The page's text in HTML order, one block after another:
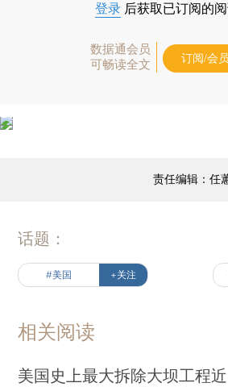
登录 后获取已订阅的
数据通会员
可畅读全文
订阅/会
责任编辑：任
话题：
#美国 +关注
相关阅读
美国史上最大拆除大坝工程近